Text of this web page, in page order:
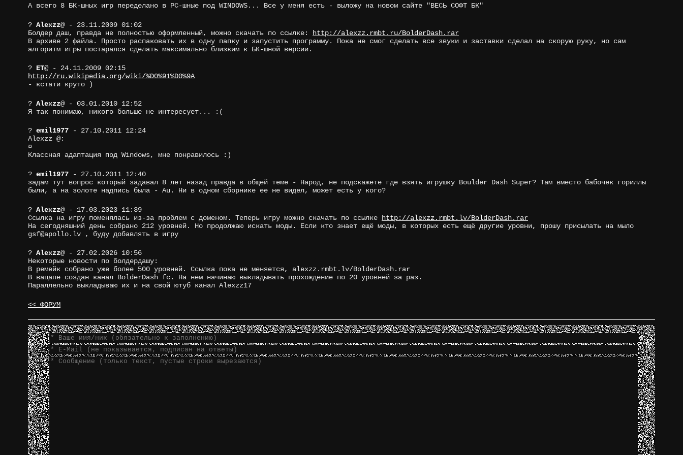
А всего 8 БК-шных игр переделано в PC-шные под WINDOWS... Все у меня есть - выложу на новом сайте "ВЕСЬ СОФТ БК"
? Alexzz@ - 23.11.2009 01:02
Болдер даш, правда не полностью оформленный, можно скачать по ссылке: http://alexzz.rmbt.ru/BolderDash.rar
В архиве 2 файла. Просто распаковать их в одну папку и запустить программу. Пока не смог сделать все звуки и заставки сделал на скорую руку, но сам
алгоритм игры постарался сделать максимально близким к БК-шной версии.
? ET@ - 24.11.2009 02:15
http://ru.wikipedia.org/wiki/%D0%91%D0%9A
- кстати круто )
? Alexzz@ - 03.01.2010 12:52
Я так понимаю, никого больше не интересует... :(
? emil1977 - 27.10.2011 12:24
Alexzz @:
¤
Классная адаптация под Windows, мне понравилось :)
? emil1977 - 27.10.2011 12:40
задам тут вопрос который задавал 8 лет назад правда в общей теме - Народ, не подскажете где взять игрушку Boulder Dash Super? Там вместо бабочек гориллы
были, а на золоте надпись была - Au. Ни в одном сборнике ее не видел, может есть у кого?
? Alexzz@ - 17.03.2023 11:39
Ссылка на игру поменялась из-за проблем с доменом. Теперь игру можно скачать по ссылке http://alexzz.rmbt.lv/BolderDash.rar
На сегодняшний день собрано 212 уровней. Но продолжаю искать моды. Если кто знает ещё моды, в которых есть ещё другие уровни, прошу присылать на мыло
gsf@apollo.lv , буду добавлять в игру
? Alexzz@ - 27.02.2026 10:56
Некоторые новости по болдердашу:
В ремейк собрано уже более 500 уровней. Ссылка пока не меняется, alexzz.rmbt.lv/BolderDash.rar
В вацапе создан канал BolderDash fc. На нём начинаю выкладывать прохождение по 20 уровней за раз.
Параллельно выкладываю их и на свой ютуб канал Alexzz17
<< ФОРУМ